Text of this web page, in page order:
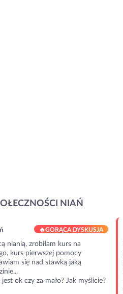
NIAŃ
🔥GORĄCA DYSKUSJA
nianią, zrobiłam kurs na
kurs pierwszej pomocy
się nad stawką jaką
ok czy za mało? Jak myślicie?